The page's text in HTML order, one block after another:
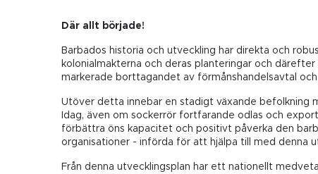
Där allt började!
Barbados historia och utveckling har direkta och
kolonialmakterna och deras planteringar och
markerade borttagandet av förmånshandelsavtal
Utöver detta innebar en stadigt växande befolkning
Idag, även om sockerrör fortfarande odlas och
förbättra öns kapacitet och positivt påverka den
organisationer - införda för att hjälpa till med denna
Från denna utvecklingsplan har ett nationellt